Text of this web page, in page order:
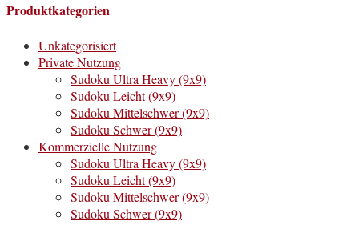
Produktkategorien
Unkategorisiert
Private Nutzung
Sudoku Ultra Heavy (9x9)
Sudoku Leicht (9x9)
Sudoku Mittelschwer (9x9)
Sudoku Schwer (9x9)
Kommerzielle Nutzung
Sudoku Ultra Heavy (9x9)
Sudoku Leicht (9x9)
Sudoku Mittelschwer (9x9)
Sudoku Schwer (9x9)